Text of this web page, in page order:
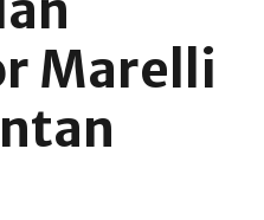
Marelli